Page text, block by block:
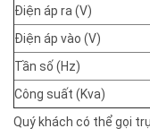
Điện áp ra (V)
Điện áp vào (V)
Tần số (Hz)
Công suất (Kva)
Quý khách có thể gọi